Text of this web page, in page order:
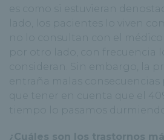
es como si estuvieran
lado, los pacientes lo viven
no lo consultan con el médico
por otro lado, con frecuencia
consideran. Sin embargo, la
entraña malas consecuencias
que tener en cuenta que el
tiempo lo pasamos durmiendo.
¿Cuáles son los trastornos